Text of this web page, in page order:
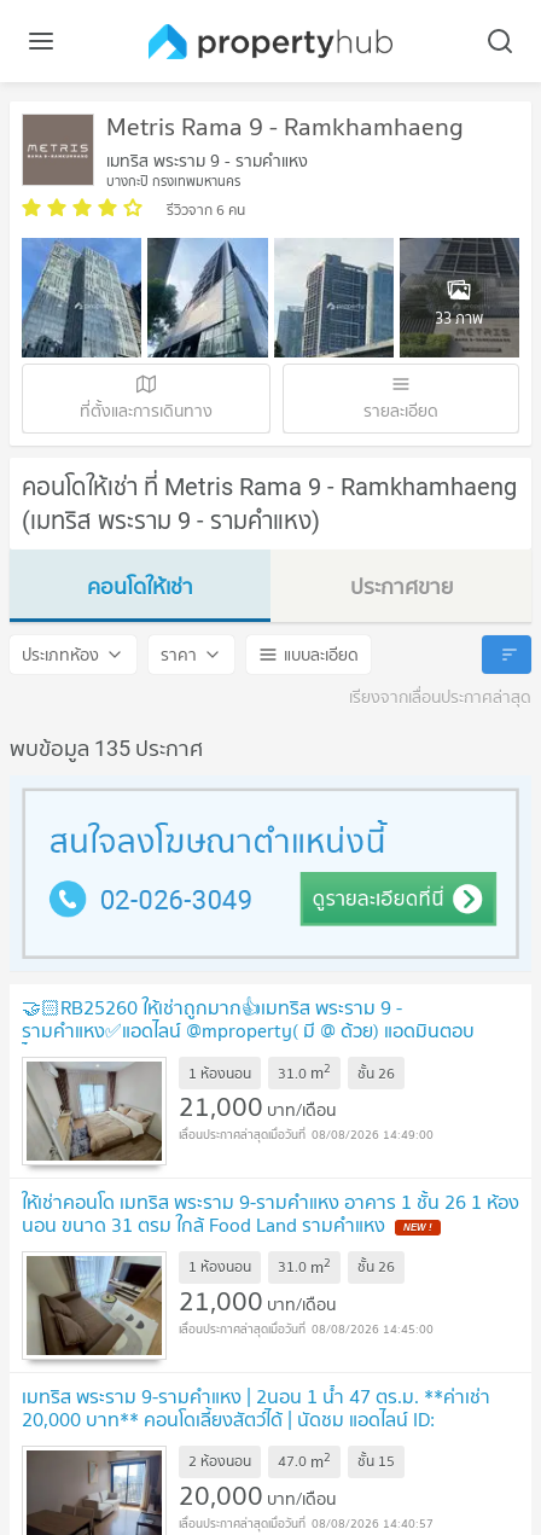
Metris Rama 9 - Ramkhamhaeng
เมทริส พระราม 9 - รามคำแหง
บางกะปิ กรุงเทพมหานคร
รีวิวจาก 6 คน
33 ภาพ
ที่ตั้งและการเดินทาง รายละเอียด
คอนโดให้เช่า ที่ Metris Rama 9 - Ramkhamhaeng
(เมทริส พระราม 9 - รามคำแหง)
คอนโดให้เช่า
Metris Rama 9 - Ramkhamhaeng
ประกาศขาย
Metris Rama 9 -
ประเภทห้อง ราคา
แบบละเอียด
เรียงจากเลื่อนประกาศล่าสุด
พบข้อมูล 135 ประกาศ
🤝🏻RB25260 ให้เช่าถูกมาก👍เมทริส พระราม 9 -
รามคำแหง✅แอดไลน์ @mproperty( มี @ ด้วย) แอดมินตอบ
ไว UPDATE !
1 ห้องนอน 31.0 m2 ชั้น26
21,000 บาท/เดือน
08/08/2026 14:49:00
ให้เช่าคอนโด เมทริส พระราม 9-รามคำแหง อาคาร 1 ชั้น 26 1 ห้อง
นอน ขนาด 31 ตรม ใกล้ Food Land รามคำแหง NEW !
1 ห้องนอน 31.0 m2 ชั้น26
21,000 บาท/เดือน
08/08/2026 14:45:00
เมทริส พระราม 9-รามคำแหง | 2นอน 1 น้ำ 47 ตร.ม. **ค่าเช่า
20,000 บาท** คอนโดเลี้ยงสัตว์ได้ | นัดชม แอดไลน์ ID:
@property.ma UPDATE !
2 ห้องนอน 47.0 m2 ชั้น 15
20,000 บาท/เดือน
08/08/2026 14:40:57